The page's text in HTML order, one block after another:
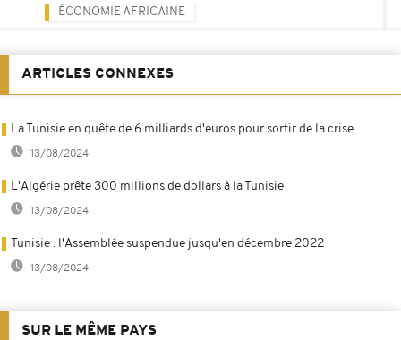
ÉCONOMIE AFRICAINE
ARTICLES CONNEXES
La Tunisie en quête de 6 milliards d'euros pour sortir de la crise
13/08/2024
L'Algérie prête 300 millions de dollars à la Tunisie
13/08/2024
Tunisie : l'Assemblée suspendue jusqu'en décembre 2022
13/08/2024
SUR LE MÊME PAYS